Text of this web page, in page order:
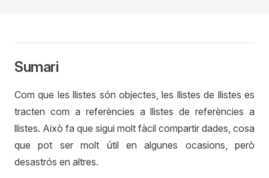
Sumari
Com que les llistes són objectes, les llistes de llistes es
tracten com a referències a llistes de referències a
llistes. Això fa que sigui molt fàcil compartir dades, cosa
que pot ser molt útil en algunes ocasions, però
desastrós en altres.